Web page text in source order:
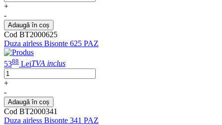
+
-
Adaugă în coș
Cod BT2000625
Duza airless Bisonte 625 PAZ
5388 LeiTVA inclus
+
-
Adaugă în coș
Cod BT2000341
Duza airless Bisonte 341 PAZ